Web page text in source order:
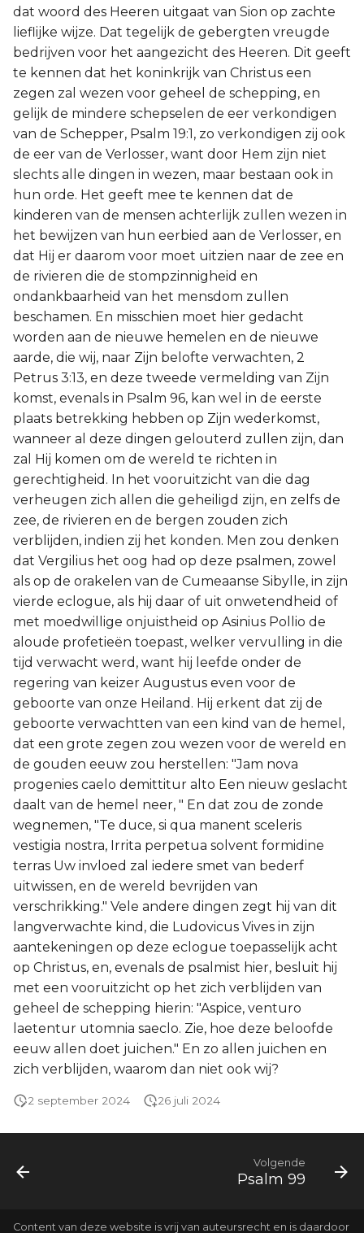
dat woord des Heeren uitgaat van Sion op zachte
lieflijke wijze. Dat tegelijk de gebergten vreugde
bedrijven voor het aangezicht des Heeren. Dit geeft
te kennen dat het koninkrijk van Christus een
zegen zal wezen voor geheel de schepping, en
gelijk de mindere schepselen de eer verkondigen
van de Schepper, Psalm 19:1, zo verkondigen zij ook
de eer van de Verlosser, want door Hem zijn niet
slechts alle dingen in wezen, maar bestaan ook in
hun orde. Het geeft mee te kennen dat de
kinderen van de mensen achterlijk zullen wezen in
het bewijzen van hun eerbied aan de Verlosser, en
dat Hij er daarom voor moet uitzien naar de zee en
de rivieren die de stompzinnigheid en
ondankbaarheid van het mensdom zullen
beschamen. En misschien moet hier gedacht
worden aan de nieuwe hemelen en de nieuwe
aarde, die wij, naar Zijn belofte verwachten, 2
Petrus 3:13, en deze tweede vermelding van Zijn
komst, evenals in Psalm 96, kan wel in de eerste
plaats betrekking hebben op Zijn wederkomst,
wanneer al deze dingen gelouterd zullen zijn, dan
zal Hij komen om de wereld te richten in
gerechtigheid. In het vooruitzicht van die dag
verheugen zich allen die geheiligd zijn, en zelfs de
zee, de rivieren en de bergen zouden zich
verblijden, indien zij het konden. Men zou denken
dat Vergilius het oog had op deze psalmen, zowel
als op de orakelen van de Cumeaanse Sibylle, in zijn
vierde eclogue, als hij daar of uit onwetendheid of
met moedwillige onjuistheid op Asinius Pollio de
aloude profetieën toepast, welker vervulling in die
tijd verwacht werd, want hij leefde onder de
regering van keizer Augustus even voor de
geboorte van onze Heiland. Hij erkent dat zij de
geboorte verwachtten van een kind van de hemel,
dat een grote zegen zou wezen voor de wereld en
de gouden eeuw zou herstellen: "Jam nova
progenies caelo demittitur alto Een nieuw geslacht
daalt van de hemel neer, " En dat zou de zonde
wegnemen, "Te duce, si qua manent sceleris
vestigia nostra, Irrita perpetua solvent formidine
terras Uw invloed zal iedere smet van bederf
uitwissen, en de wereld bevrijden van
verschrikking." Vele andere dingen zegt hij van dit
langverwachte kind, die Ludovicus Vives in zijn
aantekeningen op deze eclogue toepasselijk acht
op Christus, en, evenals de psalmist hier, besluit hij
met een vooruitzicht op het zich verblijden van
geheel de schepping hierin: "Aspice, venturo
laetentur utomnia saeclo. Zie, hoe deze beloofde
eeuw allen doet juichen." En zo allen juichen en
zich verblijden, waarom dan niet ook wij?
2 september 2024 26 juli 2024
Volgende
Psalm 99
Content van deze website is vrij van auteursrecht en is daardoor